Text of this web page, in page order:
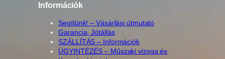
Információk
Segítünk! – Vásárlási útmutató
Garancia, Jótállás
SZÁLLÍTÁS – Információk
ÜGYINTÉZÉS – Műszaki vizsga és